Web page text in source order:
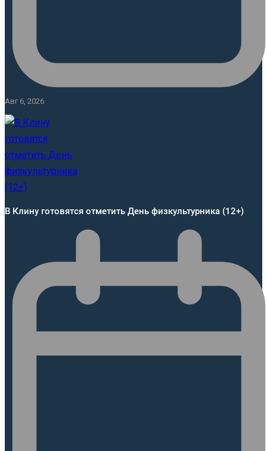
Авг 6, 2026
В Клину готовятся отметить День физкультурника (12+)